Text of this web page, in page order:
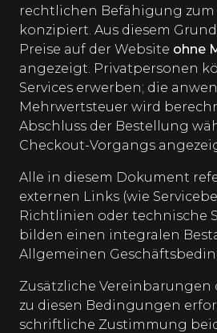
rechtlichen Befähigung zum
konzipiert. Aus diesem
Preise auf der Website ohne
angezeigt. Privatpersonen
Services erwerben; die
Mehrwertsteuer wird
Abschluss der Bestellung
Checkout-Vorgangs
Alle in diesem Dokument
externen Links (wie
Richtlinien oder technische
bilden einen integralen
Allgemeinen
Zusätzliche Vereinbarungen
zu diesen Bedingungen
schriftliche Zustimmung